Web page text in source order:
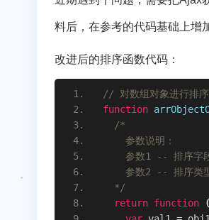
料后，在参考的代码基础上增
改进后的排序函数代码：
// 对数组对象进行
function
/*
    参数说明：
参数1 -- 排序字
参数2 -- 排序类
  */
return function (